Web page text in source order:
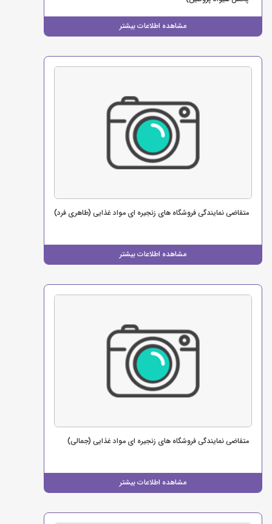
مشاهده اطلاعات بیشتر
مشاهده اطلاعات بیشتر
متقاضی نمایندگی فروشگاه های زنجیره ای مواد غذایی (طاهری فرد)
مشاهده اطلاعات بیشتر
متقاضی نمایندگی فروشگاه های زنجیره ای مواد غذایی (جمالی)